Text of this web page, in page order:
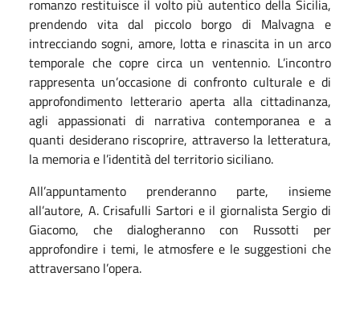
romanzo restituisce il volto più autentico della Sicilia,
prendendo vita dal piccolo borgo di Malvagna e
intrecciando sogni, amore, lotta e rinascita in un arco
temporale che copre circa un ventennio. L’incontro
rappresenta un’occasione di confronto culturale e di
approfondimento letterario aperta alla cittadinanza,
agli appassionati di narrativa contemporanea e a
quanti desiderano riscoprire, attraverso la letteratura,
la memoria e l’identità del territorio siciliano.
All’appuntamento prenderanno parte, insieme
all’autore, A. Crisafulli Sartori e il giornalista Sergio di
Giacomo, che dialogheranno con Russotti per
approfondire i temi, le atmosfere e le suggestioni che
attraversano l’opera.